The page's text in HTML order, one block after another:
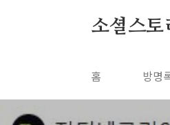
소셜스토
홈 방명